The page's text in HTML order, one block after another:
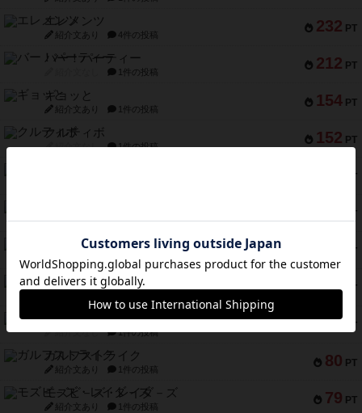
232 PT
エレメンツ
紹介文あり 4件の投稿
212 PT
バー！パーティー
1件の投稿
154 PT
ギョッと
紹介文あり 1件の投稿
152 PT
クルティボ
紹介文なし 1件の投稿
PT
PT
紹介文あり 4件の投稿
PT
ジャンヌ・ダルク-オルレアン ドロー＆ライト
紹介文なし 5件の投稿
94 PT
ファースト・イン・フライト
88 PT
ダイススローン
紹介文なし 1件の投稿
80 PT
ガルフストライク
紹介文あり 1件の投稿
79 PT
モズビ－ズ・レイダ－ズ
紹介文あり 1件の投稿